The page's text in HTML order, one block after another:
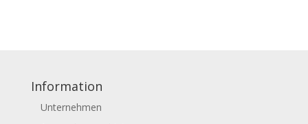
Information
Unternehmen